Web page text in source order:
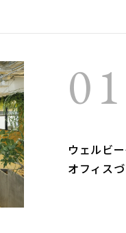
01
ウェルビ
オフィス